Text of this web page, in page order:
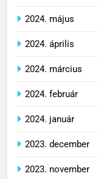
2024. május
2024. április
2024. március
2024. február
2024. január
2023. december
2023. november